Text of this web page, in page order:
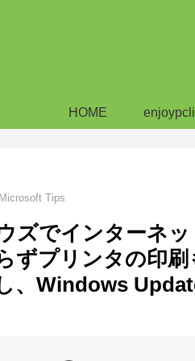
HOME
Microsoft Tips
ズでインターネ
ずプリンタの印
、Windows